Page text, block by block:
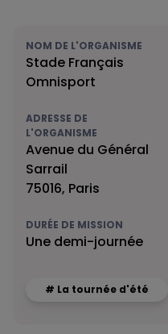
NOM DE L'ORGANISME
Stade Français
Omnisport
ADRESSE DE
L'ORGANISME
Avenue du Général
Sarrail
75016, Paris
DURÉE DE MISSION
Une demi-journée
# La tournée d'été